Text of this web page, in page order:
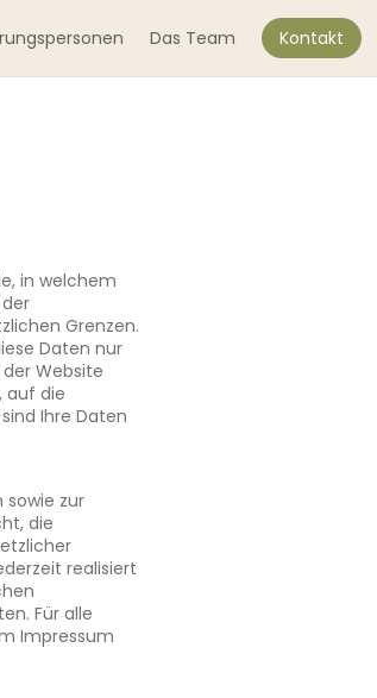
Das Team Kontakt
in welchem
Grenzen.
Daten nur
Website
auf die
Ihre Daten
zur
die
realisiert
Für alle
Impressum